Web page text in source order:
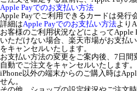
Apple Payでのお支払い方法
Apple Payでご利用できるカードは発行
詳細はApple Payでのお支払い方法より
お客様のご利用状況などによって
いただけない場合、楽天市場がお支払
をキャンセルいたします。
お支払い方法の変更をご案内後、7日
自動でご注文をキャンセルいたします。
iPhone以外の端末からのご購入時は
せん。